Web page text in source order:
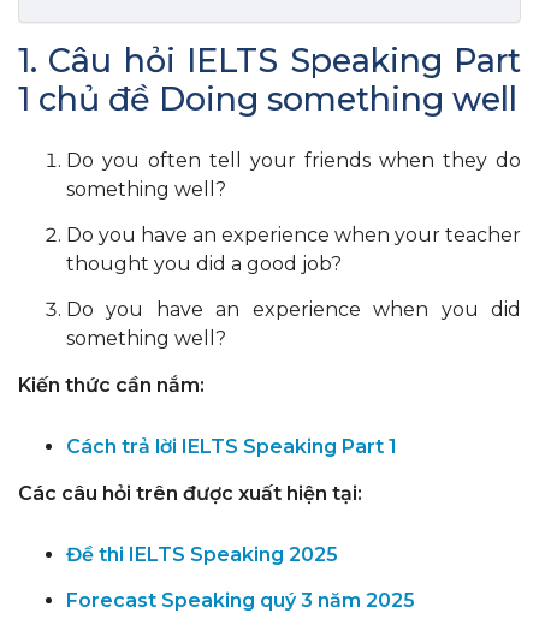
1. Câu hỏi IELTS Speaking Part
1 chủ đề Doing something well
Do you often tell your friends when they do
something well?
Do you have an experience when your teacher
thought you did a good job?
Do you have an experience when you did
something well?
Kiến thức cần nắm:
Cách trả lời IELTS Speaking Part 1
Các câu hỏi trên được xuất hiện tại:
Đề thi IELTS Speaking 2025
Forecast Speaking quý 3 năm 2025